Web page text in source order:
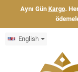
Aynı Gün Kargo.
English